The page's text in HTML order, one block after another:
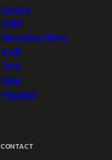
Toyota
BMW
Mercedes-Benz
Audi
Ford
Opel
Peugeot
CONTACT